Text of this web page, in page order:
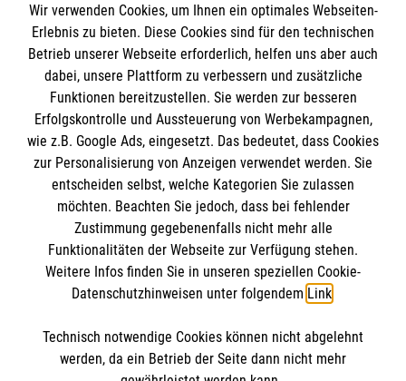
Presse
Die Malteser
Malteser in Deutschland
Malteserorden
Malteser International
Malteser Intern
Sharepoint
MPG Ansprechpartner
Den Beauftragten für Medizinproduktesicherheit
im Malteser Rettungsdienst und den
Einsatzdiensten der Malteser können Sie unter
gmb_mpg@malteser.orgkontaktieren.
Spendenkonto
Empfänger: Malteser Hilfsdienst e.V.
Bank: Pax-Bank für Kirche und Caritas eG
IBAN: DE73370601201201209257
BIC: GENODED1PA7
So finden Sie uns
Hannoversche Straße 26
29221 Celle
Accordion 1
Wir verwenden Cookies, um Ihnen ein optimales Webseiten-
Erlebnis zu bieten. Diese Cookies sind für den technischen
Betrieb unserer Webseite erforderlich, helfen uns aber auch
dabei, unsere Plattform zu verbessern und zusätzliche
Funktionen bereitzustellen. Sie werden zur besseren
Erfolgskontrolle und Aussteuerung von Werbekampagnen,
wie z.B. Google Ads, eingesetzt. Das bedeutet, dass Cookies
zur Personalisierung von Anzeigen verwendet werden. Sie
entscheiden selbst, welche Kategorien Sie zulassen
möchten. Beachten Sie jedoch, dass bei fehlender
Zustimmung gegebenenfalls nicht mehr alle
Funktionalitäten der Webseite zur Verfügung stehen.
Weitere Infos finden Sie in unseren speziellen Cookie-
Datenschutzhinweisen unter folgendem Link.
Technisch notwendige Cookies können nicht abgelehnt
werden, da ein Betrieb der Seite dann nicht mehr